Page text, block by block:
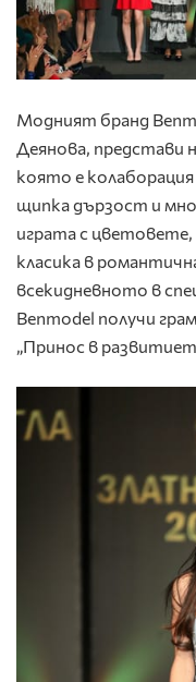
Модният бранд
Деянова, представи
която е
щипка дързост и
играта с
класика в
всекидневното в
Benmodel получи
„Принос в